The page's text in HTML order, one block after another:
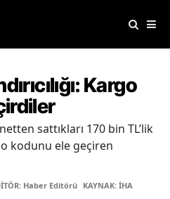
Kargo
sattıkları 170 bin TL’lik
kodunu ele geçiren
Haber Editörü KAYNAK: İHA